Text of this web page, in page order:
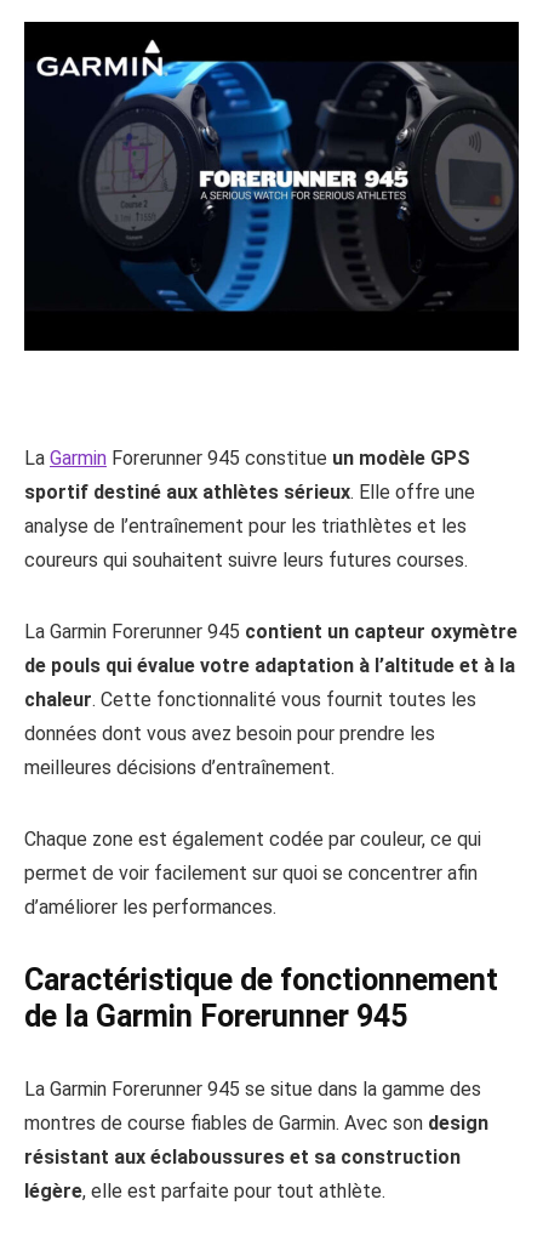
La Garmin Forerunner 945 constitue un modèle GPS
sportif destiné aux athlètes sérieux. Elle offre une
analyse de l’entraînement pour les triathlètes et les
coureurs qui souhaitent suivre leurs futures courses.
La Garmin Forerunner 945 contient un capteur oxymètre
de pouls qui évalue votre adaptation à l’altitude et à la
chaleur. Cette fonctionnalité vous fournit toutes les
données dont vous avez besoin pour prendre les
meilleures décisions d’entraînement.
Chaque zone est également codée par couleur, ce qui
permet de voir facilement sur quoi se concentrer afin
d’améliorer les performances.
Caractéristique de fonctionnement
de la Garmin Forerunner 945
La Garmin Forerunner 945 se situe dans la gamme des
montres de course fiables de Garmin. Avec son design
résistant aux éclaboussures et sa construction
légère, elle est parfaite pour tout athlète.